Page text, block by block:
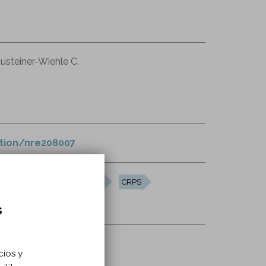
Wiehle C.
nre208007
CRPS
y